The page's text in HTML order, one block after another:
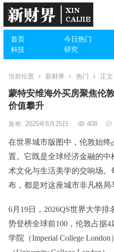
首页 今日热门
科技
研究
当前位置 新财界 热门 正文
蒙特安维海外买房聚焦伦
价值攀升
发布: 2025年8月25日 408
在世界城市版图中，伦敦始
置。它既是全球经济金融的
术文化与生活美学的交响场
布，都是对这座城市非凡格局
6月19日，2026QS世界大学
势登榜全球前100，伦敦占据
学院（Imperial College